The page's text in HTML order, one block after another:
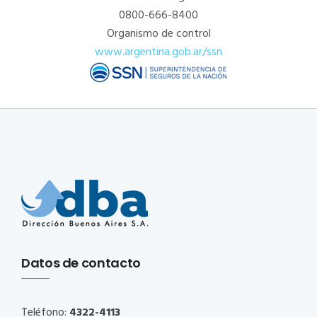
0800-666-8400
Organismo de control
www.argentina.gob.ar/ssn
Datos de contacto
Teléfono: 4322-4113